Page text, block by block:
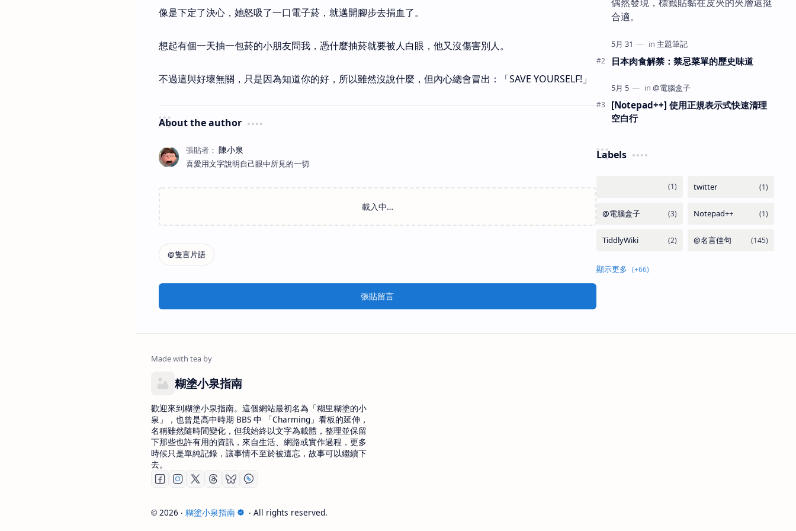
像是下定了決心，她怒吸了一口電子菸，就邁開腳步去捐血了。
想起有個一天抽一包菸的小朋友問我，憑什麼抽菸就要被人白眼，他又沒傷害別人。
不過這與好壞無關，只是因為知道你的好，所以雖然沒說什麼，但內心總會冒出：「SAVE YOURSELF!」
About the author
喜愛用文字說明自己眼中所見的一切
張貼留言
合適。
日本肉食解禁：禁忌菜單的歷史味道
[Notepad++] 使用正規表示式快速清理
空白行
Labels
糊塗小泉指南
歡迎來到糊塗小泉指南。這個網站最初名為「糊里糊塗的小
泉」，也曾是高中時期 BBS 中 「Charming」看板的延伸，
名稱雖然隨時間變化，但我始終以文字為載體，整理並保留
下那些也許有用的資訊，來自生活、網路或實作過程，更多
時候只是單純記錄，讓事情不至於被遺忘，故事可以繼續下
去。
© 2026 ‧ 糊塗小泉指南 ‧ All rights reserved.